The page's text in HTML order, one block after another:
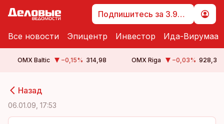
Подпишитесь за 3.99 €
Все новости Эпицентр Инвестор Ида-Вирумаа
OMX Baltic −0,15% 314,98 OMX Riga −0,03% 928,3
Назад
06.01.09, 17:53